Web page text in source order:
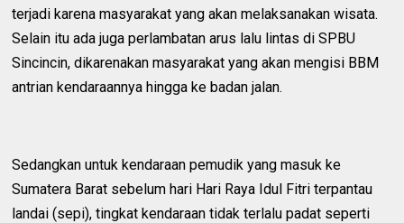
terjadi karena masyarakat yang akan melaksanakan wisata.
Selain itu ada juga perlambatan arus lalu lintas di SPBU
Sincincin, dikarenakan masyarakat yang akan mengisi BBM
antrian kendaraannya hingga ke badan jalan.
Sedangkan untuk kendaraan pemudik yang masuk ke
Sumatera Barat sebelum hari Hari Raya Idul Fitri terpantau
landai (sepi), tingkat kendaraan tidak terlalu padat seperti